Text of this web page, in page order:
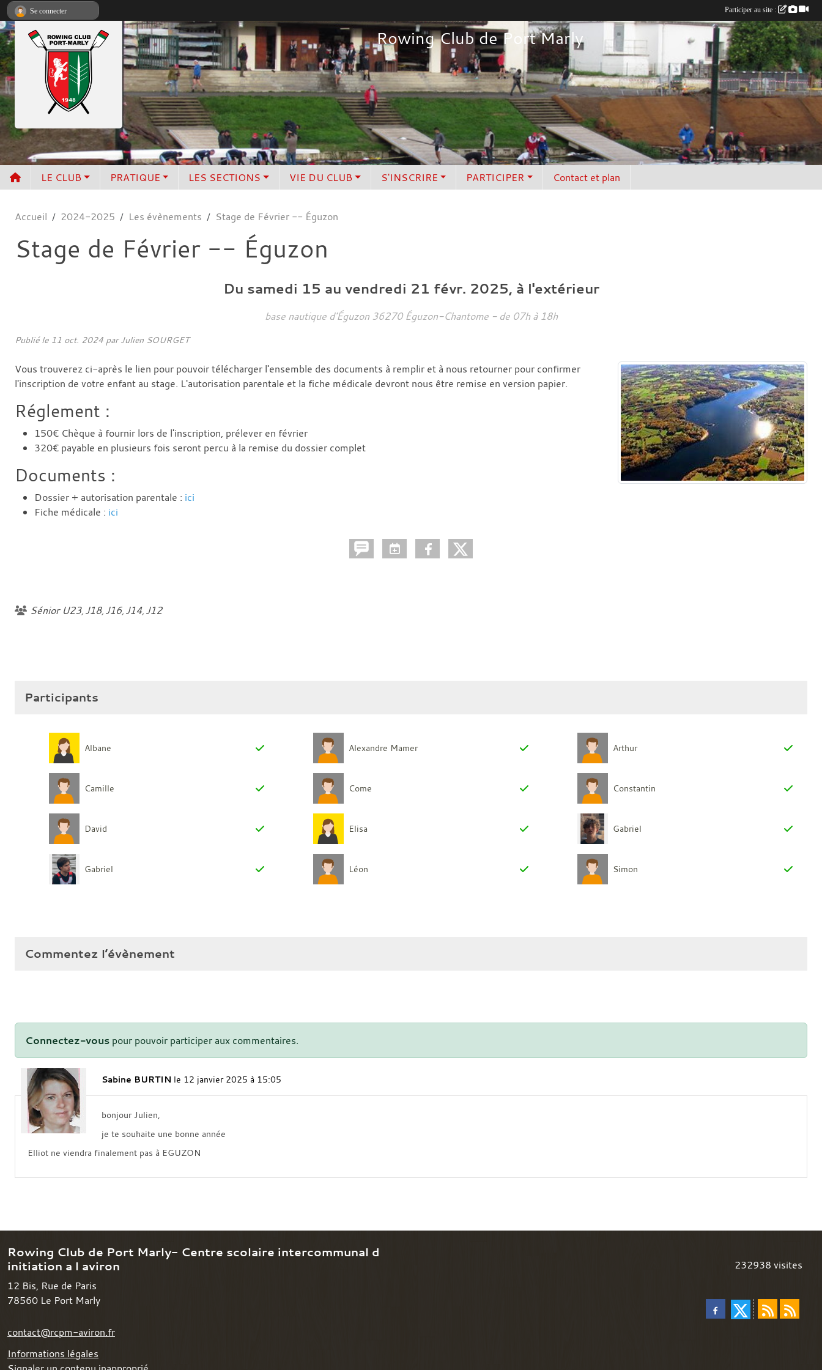
Rowing Club de Port Marly
LE CLUB PRATIQUE LES SECTIONS VIE DU CLUB S'INSCRIRE PARTICIPER Contact et plan
Accueil 2024-2025 Les évènements Stage de Février -- Éguzon
Stage de Février -- Éguzon
Du samedi 15 au vendredi 21 févr. 2025, à l'extérieur
base nautique d'Éguzon 36270 Éguzon-Chantome - de 07h à 18h
Publié le 11 oct. 2024 par Julien SOURGET
Vous trouverez ci-après le lien pour pouvoir télécharger l'ensemble des documents à remplir et à nous retourner pour confirmer
l'inscription de votre enfant au stage. L'autorisation parentale et la fiche médicale devront nous être remise en version papier.
Réglement :
150€ Chèque à fournir lors de l'inscription, prélever en février
320€ payable en plusieurs fois seront percu à la remise du dossier complet
Documents :
Dossier + autorisation parentale : ici
Fiche médicale : ici
Sénior U23 J18 J16 J14 J12
Participants
Albane Alexandre Mamer Arthur
Camille Come Constantin
David Elisa Gabriel
Gabriel Léon Simon
Commentez l’évènement
Connectez-vous pour pouvoir participer aux commentaires.
Sabine BURTIN le 12 janvier 2025 à 15:05
bonjour Julien,
je te souhaite une bonne année
Elliot ne viendra finalement pas à EGUZON
Rowing Club de Port Marly- Centre scolaire intercommunal d
initiation a l aviron
12 Bis, Rue de Paris
78560 Le Port Marly
contact@rcpm-aviron.fr
Informations légales
232938 visites
Se connecter Participer au site :
Panneau de gestion des cookies